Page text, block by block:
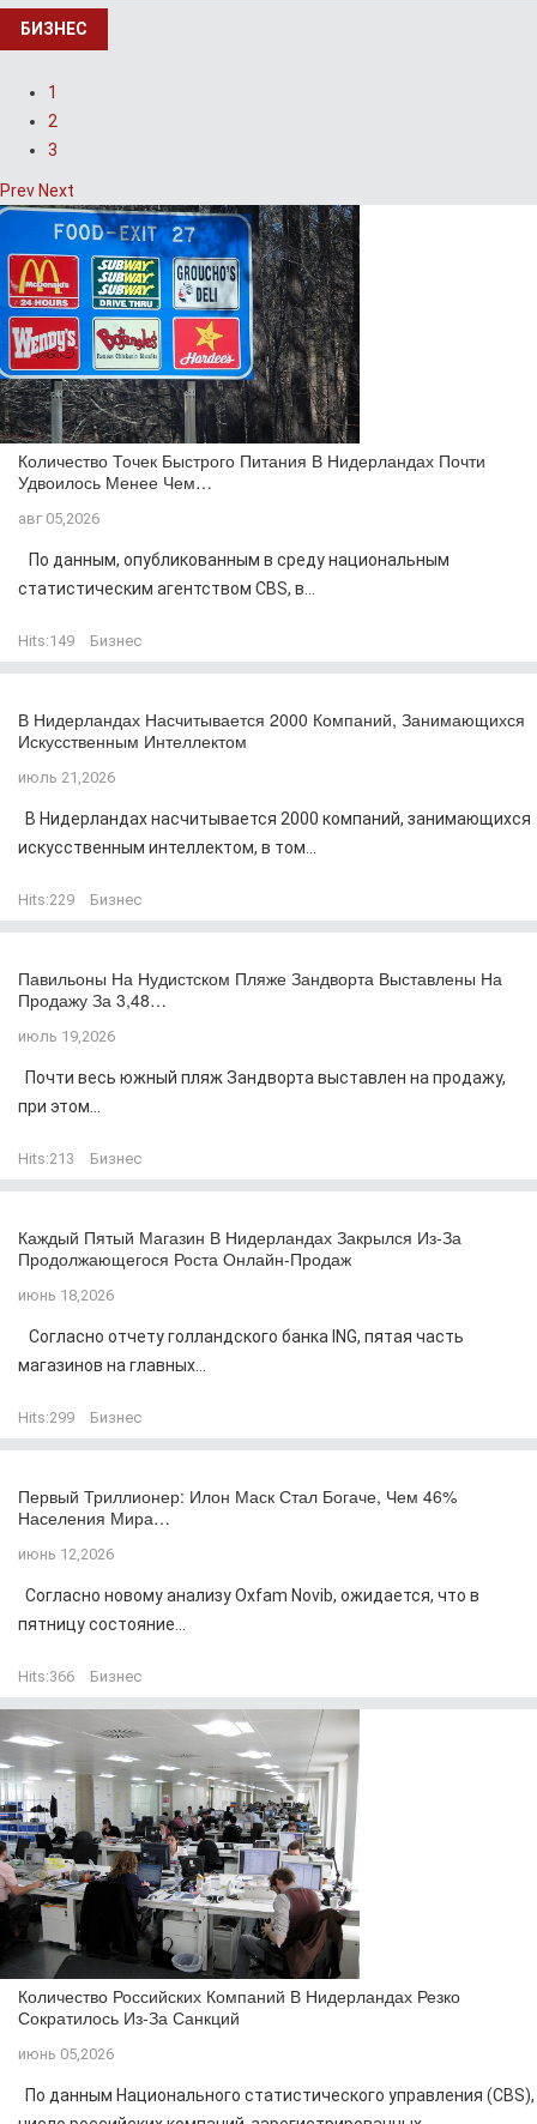
БИЗНЕС
1
2
3
Prev Next
Количество Точек Быстрого Питания В Нидерландах Почти
Удвоилось Менее Чем…
авг 05,2026
По данным, опубликованным в среду национальным
статистическим агентством CBS, в...
Hits:149 Бизнес
В Нидерландах Насчитывается 2000 Компаний, Занимающихся
Искусственным Интеллектом
июль 21,2026
В Нидерландах насчитывается 2000 компаний, занимающихся
искусственным интеллектом, в том...
Hits:229 Бизнес
Павильоны На Нудистском Пляже Зандворта Выставлены На
Продажу За 3,48…
июль 19,2026
Почти весь южный пляж Зандворта выставлен на продажу,
при этом...
Hits:213 Бизнес
Каждый Пятый Магазин В Нидерландах Закрылся Из-За
Продолжающегося Роста Онлайн-Продаж
июнь 18,2026
Согласно отчету голландского банка ING, пятая часть
магазинов на главных...
Hits:299 Бизнес
Первый Триллионер: Илон Маск Стал Богаче, Чем 46%
Населения Мира…
июнь 12,2026
Согласно новому анализу Oxfam Novib, ожидается, что в
пятницу состояние...
Hits:366 Бизнес
Количество Российских Компаний В Нидерландах Резко
Сократилось Из-За Санкций
июнь 05,2026
По данным Национального статистического управления (CBS),